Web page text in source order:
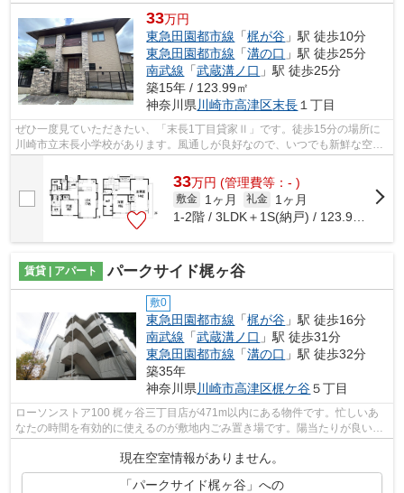
33万円
東急田園都市線 「梶が谷 」駅 徒歩10分
東急田園都市線 「溝の口 」駅 徒歩25分
南武線 「武蔵溝ノ口 」駅 徒歩25分
築15年 / 123.99㎡
神奈川県 川崎市高津区末長 １丁目
ぜひ一度見ていただきたい、「末長1丁目貸家Ⅱ」です。徒歩15分の場所に
川崎市立末長小学校があります。風通しが良好なので、いつでも新鮮な空気
33万円 (管理費等：- )
敷金 1ヶ月 礼金
1ヶ月
賃貸 | アパート パークサイド梶ヶ谷
敷0
東急田園都市線 「梶が谷 」駅 徒歩16分
南武線 「武蔵溝ノ口 」駅 徒歩31分
東急田園都市線 「溝の口 」駅 徒歩32分
築35年
神奈川県 川崎市高津区梶ケ谷５丁目
ローソンストア100 梶ヶ谷三丁目店が471m以内にある物件です。忙しいあ
なたの時間を有効的に使えるのが敷地内ごみ置き場です。陽当たりが良いの
で、冬も暖かく快適に過ごすことができ...
現在空室情報がありません。
「パークサイド梶ヶ谷」への